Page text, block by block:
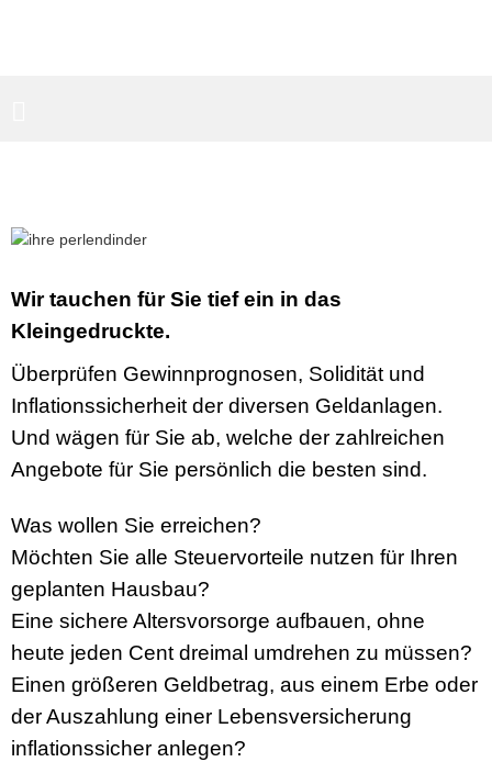
Wir tauchen für Sie tief ein in das
Kleingedruckte.
Überprüfen Gewinnprognosen, Solidität und
Inflationssicherheit der diversen Geldanlagen.
Und wägen für Sie ab, welche der zahlreichen
Angebote für Sie persönlich die besten sind.
Was wollen Sie erreichen?
Möchten Sie alle Steuervorteile nutzen für Ihren
geplanten Hausbau?
Eine sichere Altersvorsorge aufbauen, ohne
heute jeden Cent dreimal umdrehen zu müssen?
Einen größeren Geldbetrag, aus einem Erbe oder
der Auszahlung einer Lebensversicherung
inflationssicher anlegen?